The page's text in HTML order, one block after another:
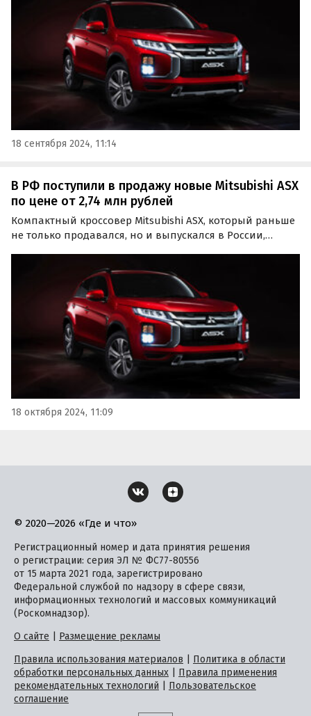
последний месяц увеличилось более чем в два раза, а…
18 сентября 2024, 11:14
В РФ поступили в продажу новые Mitsubishi ASX
по цене от 2,74 млн рублей
Компактный кроссовер Mitsubishi ASX, который раньше
не только продавался, но и выпускался в России,
18 октября 2024, 11:09
© 2020—2026 «Где и что»
Регистрационный номер и дата принятия решения
о регистрации: серия ЭЛ № ФС77-80556
от 15 марта 2021 года, зарегистрировано
Федеральной службой по надзору в сфере связи,
информационных технологий и массовых коммуникаций
(Роскомнадзор).
О сайте
Размещение рекламы
Правила использования материалов
Политика в области
обработки персональных данных
Правила применения
рекомендательных технологий
Пользовательское
соглашение